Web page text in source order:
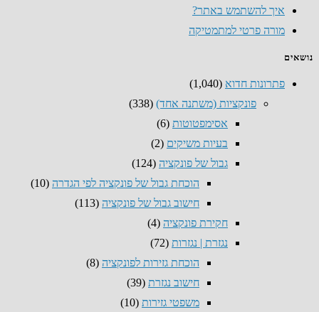
איך להשתמש באתר?
מורה פרטי למתמטיקה
נושאים
פתרונות חדוא (1,040)
פונקציות (משתנה אחד) (338)
אסימפטוטות (6)
בעיות משיקים (2)
גבול של פונקציה (124)
הוכחת גבול של פונקציה לפי הגדרה (10)
חישוב גבול של פונקציה (113)
חקירת פונקציה (4)
נגזרת | נגזרות (72)
הוכחת גזירות לפונקציה (8)
חישוב נגזרת (39)
משפטי גזירות (10)